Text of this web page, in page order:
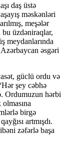
daş üstə
məskənləri
meşələr
bu üzdəniraqlar,
meydanlarında
Azərbaycan əsgəri
güclü ordu və
şey cəbhə
Ordumuzun hərbi
birgə
artmışdı.
zəfərlə başa